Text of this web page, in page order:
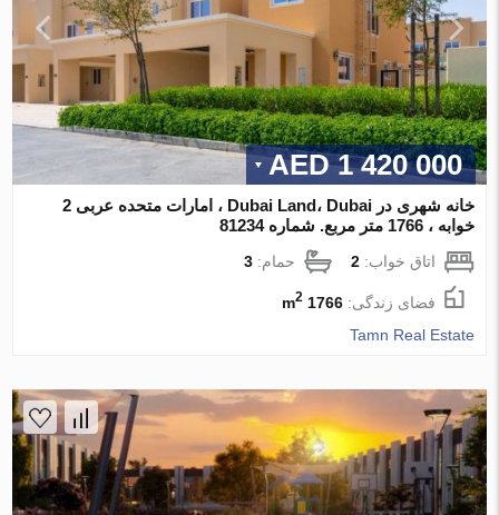
1 420 000 AED
خانه شهری در Dubai Land، Dubai ، امارات متحده عربی 2
خوابه ، 1766 متر مربع. شماره 81234
اتاق خواب:2 حمام:3
فضای زندگی:1766 m
2
Tamn Real Estate